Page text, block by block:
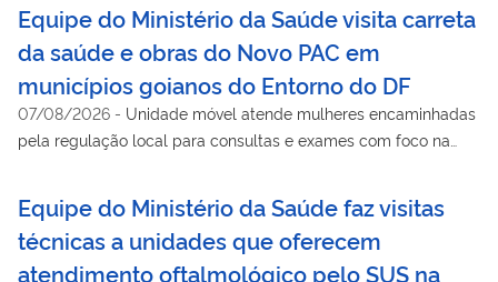
Equipe do Ministério da Saúde visita carreta
da saúde e obras do Novo PAC em
municípios goianos do Entorno do DF
07/08/2026 - Unidade móvel atende mulheres encaminhadas
pela regulação local para consultas e exames com foco na
Equipe do Ministério da Saúde faz visitas
técnicas a unidades que oferecem
atendimento oftalmológico pelo SUS na